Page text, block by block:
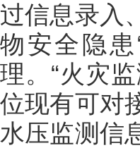
过信息录入
物安全隐
理。“火灾
位现有可对
水压监测信